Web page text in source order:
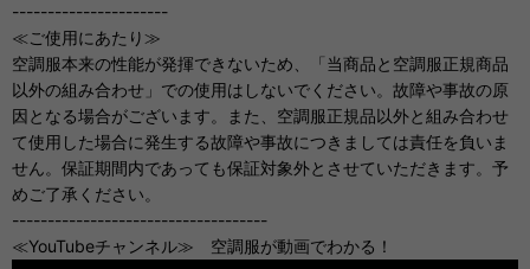
----------------------
≪ご使用にあたり≫
空調服本来の性能が発揮できないため、「当商品と空調服正規商品
以外の組み合わせ」での使用はしないでください。故障や事故の原
因となる場合がございます。また、空調服正規品以外と組み合わせ
て使用した場合に発生する故障や事故につきましては責任を負いま
せん。保証期間内であっても保証対象外とさせていただきます。予
めご了承ください。
------------------------------------
≪YouTubeチャンネル≫ 空調服が動画でわかる！